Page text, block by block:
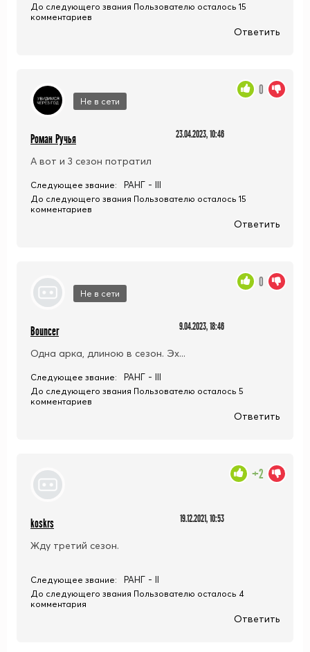
До следующего звания Пользователю осталось 15
комментариев
Ответить
Не в сети
Роман Ручья 23.04.2023, 10:46
А вот и 3 сезон потратил
0
Следующее звание: РАНГ - III
До следующего звания Пользователю осталось 15
комментариев
Ответить
Не в сети
Bouncer 9.04.2023, 18:46
Одна арка, длиною в сезон. Эх...
0
Следующее звание: РАНГ - III
До следующего звания Пользователю осталось 5
комментариев
Ответить
koskrs 19.12.2021, 10:53
Жду третий сезон.
+2
Следующее звание: РАНГ - II
До следующего звания Пользователю осталось 4
комментария
Ответить